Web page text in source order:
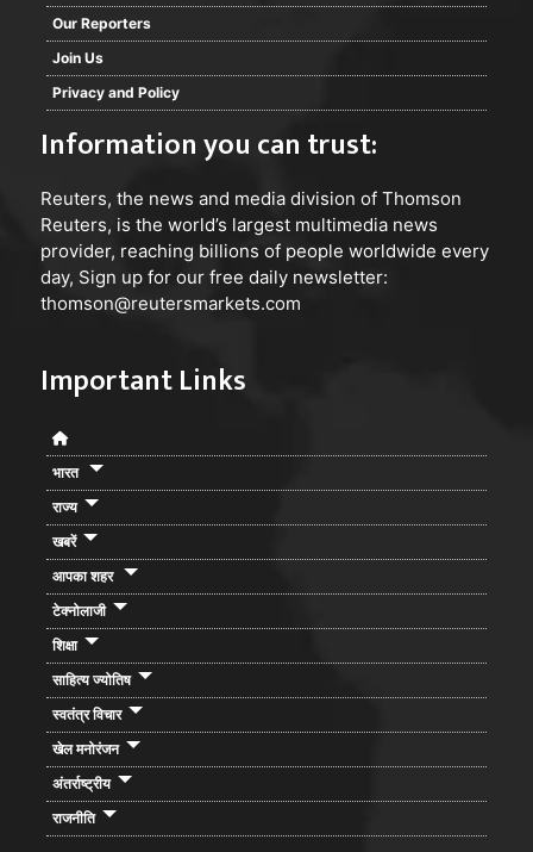
Our Reporters
Join Us
Privacy and Policy
Information you can trust:
Reuters, the news and media division of Thomson
Reuters, is the world’s largest multimedia news
provider, reaching billions of people worldwide every
day, Sign up for our free daily newsletter:
thomson@reutersmarkets.com
Important Links
भारत
राज्य
खबरें
आपका शहर
टेक्नोलाजी
शिक्षा
साहित्य ज्योतिष
स्वतंत्र विचार
खेल मनोरंजन
अंतर्राष्ट्रीय
राजनीति